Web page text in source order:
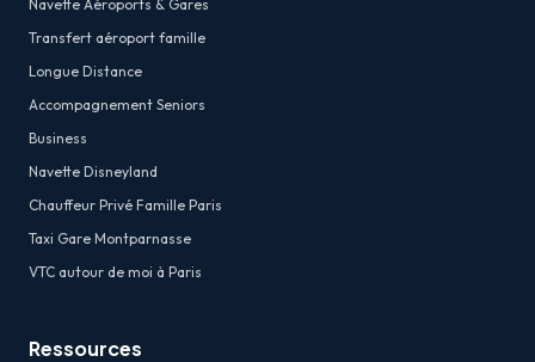
Navette Aéroports & Gares
Transfert aéroport famille
Longue Distance
Accompagnement Seniors
Business
Navette Disneyland
Chauffeur Privé Famille Paris
Taxi Gare Montparnasse
VTC autour de moi à Paris
Ressources